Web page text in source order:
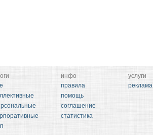
инфо
правила
помощь
соглашение
статистика
услуги
реклама